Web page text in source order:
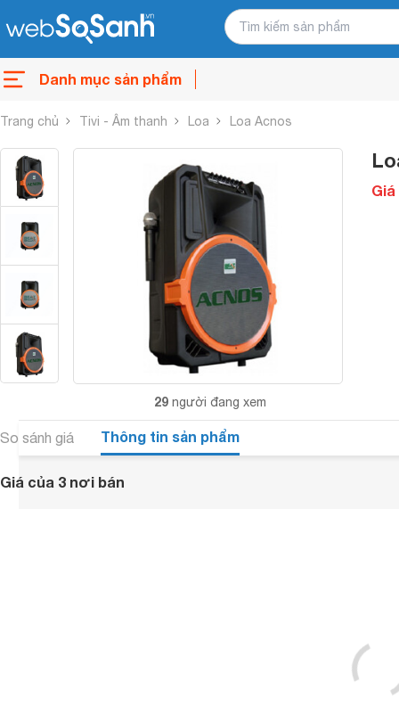
Danh mục sản phẩm
Trang chủ Tivi - Âm thanh Loa Loa Acnos
29 người đang xem
Giá
So sánh giá Thông tin sản phẩm
Giá của 3 nơi bán